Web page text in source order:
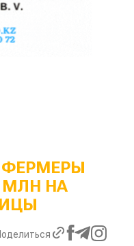
ФЕРМЕРЫ
МЛН НА